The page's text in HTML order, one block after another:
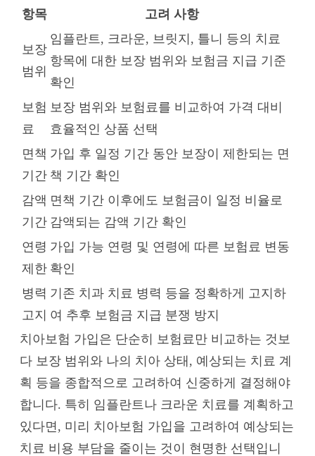
항목
고려 사항
보장
범위
임플란트, 크라운, 브릿지, 틀니 등의 치료
항목에 대한 보장 범위와 보험금 지급 기준
확인
보험
료
보장 범위와 보험료를 비교하여 가격 대비
효율적인 상품 선택
면책
기간
가입 후 일정 기간 동안 보장이 제한되는 면
책 기간 확인
감액
기간
면책 기간 이후에도 보험금이 일정 비율로
감액되는 감액 기간 확인
연령
제한
가입 가능 연령 및 연령에 따른 보험료 변동
확인
병력
고지
기존 치과 치료 병력 등을 정확하게 고지하
여 추후 보험금 지급 분쟁 방지
치아보험 가입은 단순히 보험료만 비교하는 것보
다 보장 범위와 나의 치아 상태, 예상되는 치료 계
획 등을 종합적으로 고려하여 신중하게 결정해야
합니다. 특히 임플란트나 크라운 치료를 계획하고
있다면, 미리 치아보험 가입을 고려하여 예상되는
치료 비용 부담을 줄이는 것이 현명한 선택입니